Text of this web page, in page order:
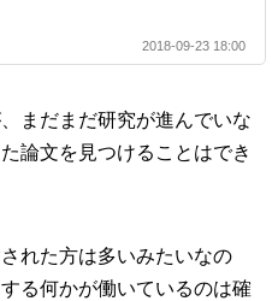
2018-09-23 18:00
まだまだ研究が進んでいな
論文を見つけることはでき
れた方は多いみたいなの
る何かが働いているのは確